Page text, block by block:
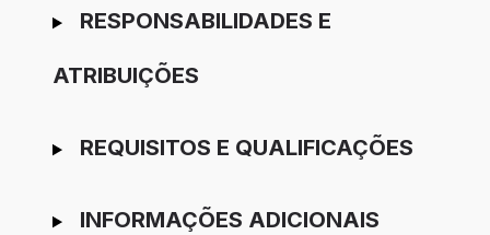
RESPONSABILIDADES E
ATRIBUIÇÕES
REQUISITOS E QUALIFICAÇÕES
INFORMAÇÕES ADICIONAIS